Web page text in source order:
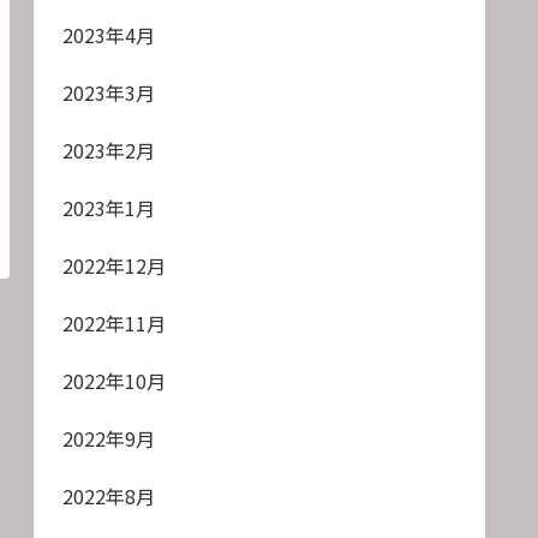
2023年4月
2023年3月
2023年2月
2023年1月
2022年12月
2022年11月
2022年10月
2022年9月
2022年8月